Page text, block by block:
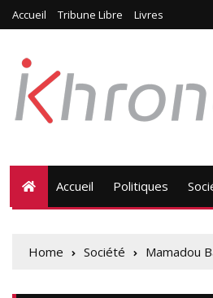
Accueil Tribune Libre Livres
Accueil Politiques
Home Société Mamadou